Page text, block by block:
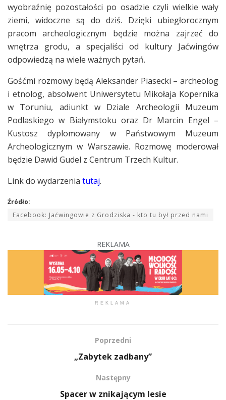
wyobraźnię pozostałości po osadzie czyli wielkie wały
ziemi, widoczne są do dziś. Dzięki ubiegłorocznym
pracom archeologicznym będzie można zajrzeć do
wnętrza grodu, a specjaliści od kultury Jaćwingów
odpowiedzą na wiele ważnych pytań.
Gośćmi rozmowy będą Aleksander Piasecki – archeolog
i etnolog, absolwent Uniwersytetu Mikołaja Kopernika
w Toruniu, adiunkt w Dziale Archeologii Muzeum
Podlaskiego w Białymstoku oraz Dr Marcin Engel –
Kustosz dyplomowany w Państwowym Muzeum
Archeologicznym w Warszawie. Rozmowę moderował
będzie Dawid Gudel z Centrum Trzech Kultur.
Link do wydarzenia tutaj.
Źródło:
Facebook: Jaćwingowie z Grodziska - kto tu był przed nami
REKLAMA
REKLAMA
Poprzedni
„Zabytek zadbany”
Następny
Spacer w znikającym lesie